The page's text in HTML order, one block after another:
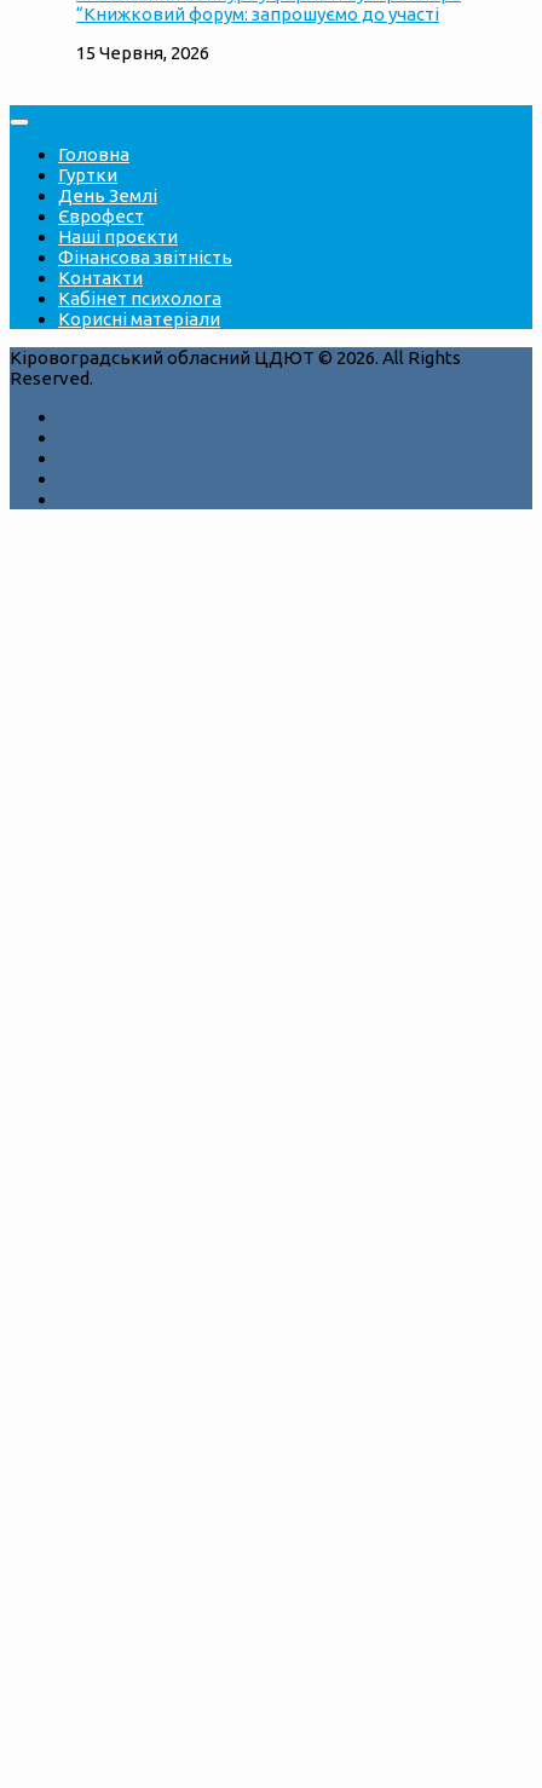
“Книжковий форум: запрошуємо до участі
15 Червня, 2026
Головна
Гуртки
День Землі
Єврофест
Наші проєкти
Фінансова звітність
Контакти
Кабінет психолога
Корисні матеріали
Кіровоградський обласний ЦДЮТ © 2026. All Rights
Reserved.